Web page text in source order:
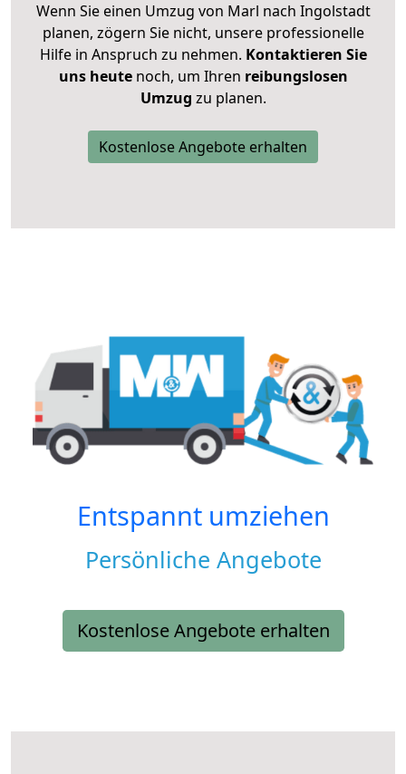
Wenn Sie einen Umzug von Marl nach Ingolstadt
planen, zögern Sie nicht, unsere professionelle
Hilfe in Anspruch zu nehmen. Kontaktieren Sie
uns heutenoch, um Ihren reibungslosen
Umzug zu planen.
Kostenlose Angebote erhalten
Entspannt umziehen
Persönliche Angebote
Kostenlose Angebote erhalten